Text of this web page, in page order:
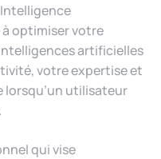
optimiser votre
artificielles
votre expertise et
lorsqu’un utilisateur
qui vise